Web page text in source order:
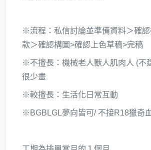
※流程：私信討論並準備資料＞確
款＞確認構圖>確認上色草稿>完稿
※不擅長：機械老人獸人肌肉人 (不
很少畫
※較擅長：生活化日常互動
※BGBLGL夢向皆可/ 不接R18獵奇